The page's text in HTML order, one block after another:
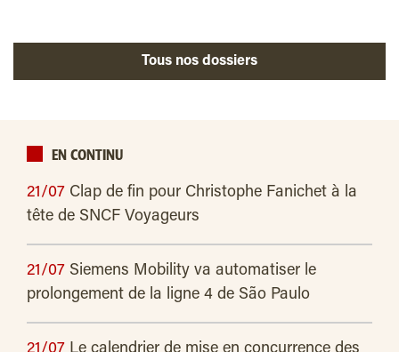
Tous nos dossiers
EN CONTINU
21/07 Clap de fin pour Christophe Fanichet à la
tête de SNCF Voyageurs
21/07 Siemens Mobility va automatiser le
prolongement de la ligne 4 de São Paulo